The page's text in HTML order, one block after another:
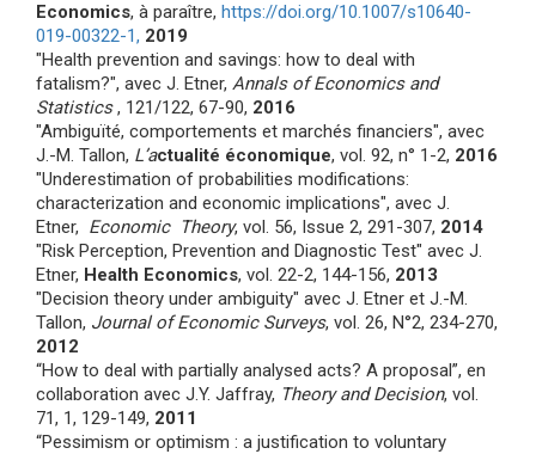
Economics, à paraître, https://doi.org/10.1007/s10640-
019-00322-1, 2019
"Health prevention and savings: how to deal with
fatalism?", avec J. Etner, Annals of Economics and
Statistics, 121/122, 67-90, 2016
"Ambiguïté, comportements et marchés financiers", avec
J.-M. Tallon, L’actualité économique, vol. 92, n° 1-2, 2016
"Underestimation of probabilities modifications:
characterization and economic implications", avec J.
Etner, Economic Theory, vol. 56, Issue 2, 291-307, 2014
"Risk Perception, Prevention and Diagnostic Test" avec J.
Etner, Health Economics, vol. 22-2, 144-156, 2013
"Decision theory under ambiguity" avec J. Etner et J.-M.
Tallon, Journal of Economic Surveys, vol. 26, N°2, 234-270,
2012
“How to deal with partially analysed acts? A proposal”, en
collaboration avec J.Y. Jaffray, Theory and Decision, vol.
71, 1, 129-149, 2011
“Pessimism or optimism : a justification to voluntary